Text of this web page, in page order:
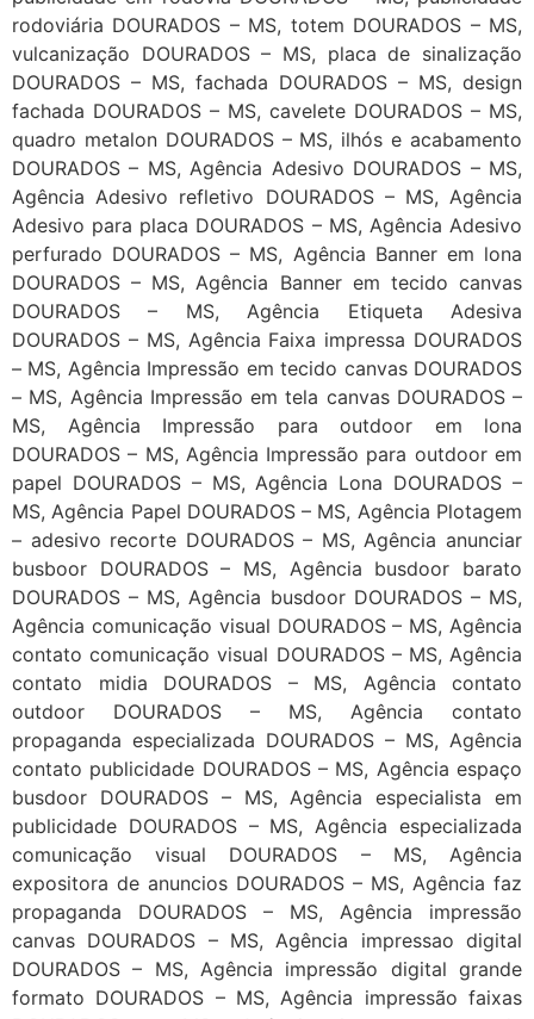
rodoviária DOURADOS – MS, totem DOURADOS – MS,
vulcanização DOURADOS – MS, placa de sinalização
DOURADOS – MS, fachada DOURADOS – MS, design
fachada DOURADOS – MS, cavelete DOURADOS – MS,
quadro metalon DOURADOS – MS, ilhós e acabamento
DOURADOS – MS, Agência Adesivo DOURADOS – MS,
Agência Adesivo refletivo DOURADOS – MS, Agência
Adesivo para placa DOURADOS – MS, Agência Adesivo
perfurado DOURADOS – MS, Agência Banner em lona
DOURADOS – MS, Agência Banner em tecido canvas
DOURADOS – MS, Agência Etiqueta Adesiva
DOURADOS – MS, Agência Faixa impressa DOURADOS
– MS, Agência Impressão em tecido canvas DOURADOS
– MS, Agência Impressão em tela canvas DOURADOS –
MS, Agência Impressão para outdoor em lona
DOURADOS – MS, Agência Impressão para outdoor em
papel DOURADOS – MS, Agência Lona DOURADOS –
MS, Agência Papel DOURADOS – MS, Agência Plotagem
– adesivo recorte DOURADOS – MS, Agência anunciar
busboor DOURADOS – MS, Agência busdoor barato
DOURADOS – MS, Agência busdoor DOURADOS – MS,
Agência comunicação visual DOURADOS – MS, Agência
contato comunicação visual DOURADOS – MS, Agência
contato midia DOURADOS – MS, Agência contato
outdoor DOURADOS – MS, Agência contato
propaganda especializada DOURADOS – MS, Agência
contato publicidade DOURADOS – MS, Agência espaço
busdoor DOURADOS – MS, Agência especialista em
publicidade DOURADOS – MS, Agência especializada
comunicação visual DOURADOS – MS, Agência
expositora de anuncios DOURADOS – MS, Agência faz
propaganda DOURADOS – MS, Agência impressão
canvas DOURADOS – MS, Agência impressao digital
DOURADOS – MS, Agência impressão digital grande
formato DOURADOS – MS, Agência impressão faixas